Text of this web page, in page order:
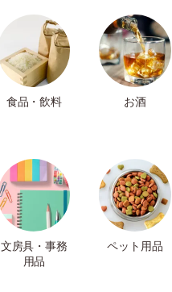
食品・飲料 お酒
文房具・事務
用品
ペット用品